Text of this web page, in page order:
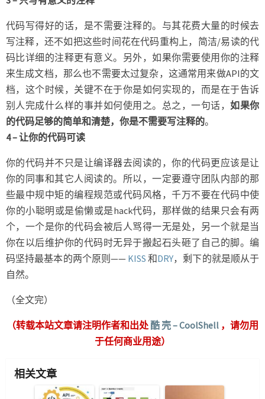
代码写得好的话，是不需要注释的。与其花费大量的时候去
写注释，还不如把这些时间花在代码重构上，简洁/易读的代
码比详细的注释更有意义。另外，如果你需要使用你的注释
来生成文档，那么也不需要太过复杂，这通常用来做API的文
档，这个时候，关键不在于你是如何实现的，而是在于告诉
别人完成什么样的事并如何使用之。总之，一句话，如果你
的代码足够的简单和清楚，你是不需要写注释的。
4 – 让你的代码可读
你的代码并不只是让编译器去阅读的，你的代码更应该是让
你的同事和其它人阅读的。所以，一定要遵守团队内部的那
些最中规中矩的编程规范或代码风格，千万不要在代码中使
你的小聪明或是偷懒或是hack代码，那样做的结果只会有两
个，一个是你的代码会被后人骂得一无是处，另一个就是当
你在以后维护你的代码时无异于搬起石头砸了自己的脚。编
码坚持最基本的两个原则—— KISS 和DRY，剩下的就是顺从于
自然。
（全文完）
（转载本站文章请注明作者和出处酷 壳 – CoolShell ，请勿用
于任何商业用途）
相关文章